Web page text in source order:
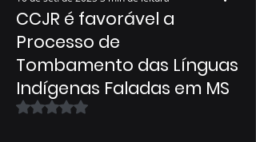
CCJR é favorável a
Processo de
Tombamento das Línguas
Indígenas Faladas em MS
Avaliado com NaN de 5 estrelas.